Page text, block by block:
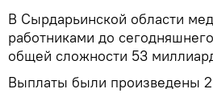
В Сырдарьинской области
работниками до
общей сложности 53
Выплаты были произведены 2